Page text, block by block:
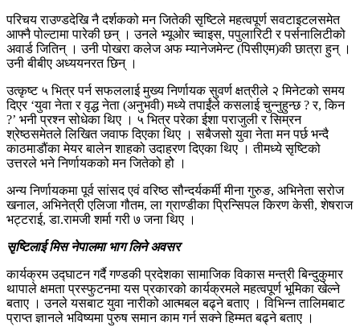
परिचय राउण्डदेखि नै दर्शकको मन जितेकी सृष्टिले महत्वपूर्ण सवटाइटलसमेत
आफ्नै पोल्टामा पारेकी छन् । उनले भ्यूओर च्वाइस, पपुलारिटी र पर्सनालिटीको
अवार्ड जितिन् । उनी पोखरा कलेज अफ म्यानेजमेन्ट (पिसीएम)की छात्रा हुन् ।
उनी बीबीए अध्ययनरत छिन् ।
उत्कृष्ट ५ भित्र पर्न सफललाई मुख्य निर्णायक सुवर्ण क्षत्रीले २ मिनेटको समय
दिएर ‘युवा नेता र वृद्ध नेता (अनुभवी) मध्ये तपाईंले कसलाई चुन्नुहुन्छ ? र, किन
?’ भनी प्रश्न सोधेका थिए । ५ भित्र परेका ईशा पराजुली र सिम्रन
श्रेष्ठसमेतले लिखित जवाफ दिएका थिए । सबैजसो युवा नेता मन पर्छ भन्दै
काठमाडौंका मेयर बालेन शाहको उदाहरण दिएका थिए । तीमध्ये सृष्टिको
उत्तरले भने निर्णायकको मन जितेको होे ।
अन्य निर्णायकमा पूर्व सांसद एवं वरिष्ठ सौन्दर्यकर्मी मीना गुरुङ, अभिनेता सरोज
खनाल, अभिनेत्री एलिजा गौतम, ला ग्राण्डीका प्रिन्सिपल किरण केसी, शेषराज
भट्टराई, डा.रामजी शर्मा गरी ७ जना थिए ।
सृष्टिलाई मिस नेपालमा भाग लिने अवसर
कार्यक्रम उद्घाटन गर्दै गण्डकी प्रदेशका सामाजिक विकास मन्त्री बिन्दुकुमार
थापाले क्षमता प्रस्फुटनमा यस प्रकारको कार्यक्रमले महत्वपूर्ण भूमिका खेल्ने
बताए । उनले यसबाट युवा नारीको आत्मबल बढ्ने बताए । विभिन्न तालिमबाट
प्राप्त ज्ञानले भविष्यमा पुरुष समान काम गर्न सक्ने हिम्मत बढ्ने बताए ।